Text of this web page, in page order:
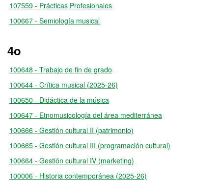
107559 - Prácticas Profesionales
100667 - Semiología musical
4o
100648 - Trabajo de fin de grado
100644 - Crítica musical (2025-26)
100650 - Didáctica de la música
100647 - Etnomusicología del área mediterránea
100666 - Gestión cultural II (patrimonio)
100665 - Gestión cultural III (programación cultural)
100664 - Gestión cultural IV (marketing)
100006 - Historia contemporánea (2025-26)